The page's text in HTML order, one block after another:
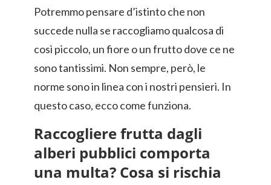
Potremmo pensare d’istinto che non
succede nulla se raccogliamo qualcosa di
così piccolo, un fiore o un frutto dove ce ne
sono tantissimi. Non sempre, però, le
norme sono in linea con i nostri pensieri. In
questo caso, ecco come funziona.
Raccogliere frutta dagli
alberi pubblici comporta
una multa? Cosa si rischia